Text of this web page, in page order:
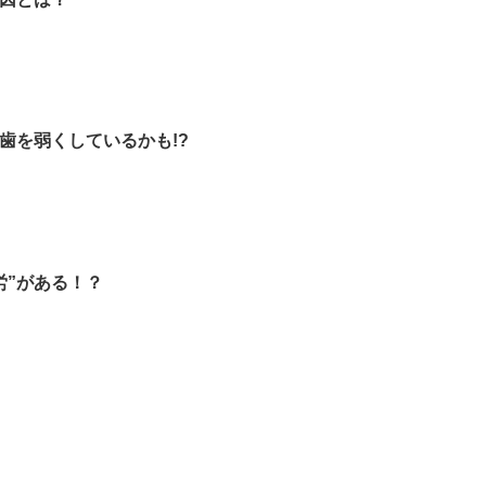
を弱くしているかも!?
”がある！？